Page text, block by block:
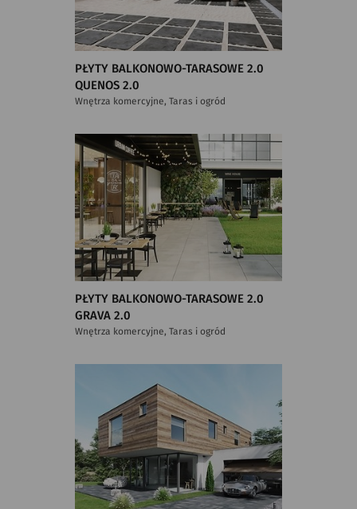
PŁYTY BALKONOWO-TARASOWE 2.0
QUENOS 2.0
Wnętrza komercyjne, Taras i ogród
PŁYTY BALKONOWO-TARASOWE 2.0
GRAVA 2.0
Wnętrza komercyjne, Taras i ogród